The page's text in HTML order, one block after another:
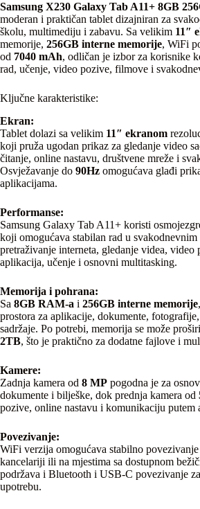
Samsung X230 Galaxy Tab A11+ 8GB
moderan i praktičan tablet dizajniran za
školu, multimediju i zabavu. Sa velikim 11″
memorije, 256GB interne memorije, WiFi
od 7040 mAh, odličan je izbor za korisnike
rad, učenje, video pozive, filmove i
Ključne karakteristike:
Ekran:
Tablet dolazi sa velikim 11″ ekranom
koji pruža ugodan prikaz za gledanje video
čitanje, online nastavu, društvene mreže i
Osvježavanje do 90Hz omogućava glađi
aplikacijama.
Performanse:
Samsung Galaxy Tab A11+ koristi
koji omogućava stabilan rad u svakodnevnim
pretraživanje interneta, gledanje videa, video
aplikacija, učenje i osnovni multitasking.
Memorija i pohrana:
Sa 8GB RAM-a i 256GB interne memorije
prostora za aplikacije, dokumente,
sadržaje. Po potrebi, memorija se može
2TB, što je praktično za dodatne fajlove i
Kamere:
Zadnja kamera od 8 MP pogodna je za
dokumente i bilješke, dok prednja kamera od
pozive, online nastavu i komunikaciju putem
Povezivanje:
WiFi verzija omogućava stabilno
kancelariji ili na mjestima sa dostupnom
podržava i Bluetooth i USB-C povezivanje
upotrebu.